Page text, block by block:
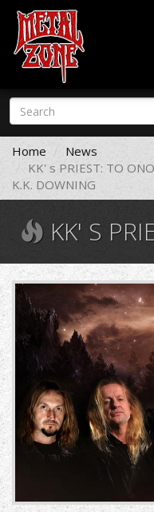
Skip
main
content
Search
form
Search
Home
News
KK' s PRIEST: TO
K.K. DΟWNING
KK' S PRIEST: TO